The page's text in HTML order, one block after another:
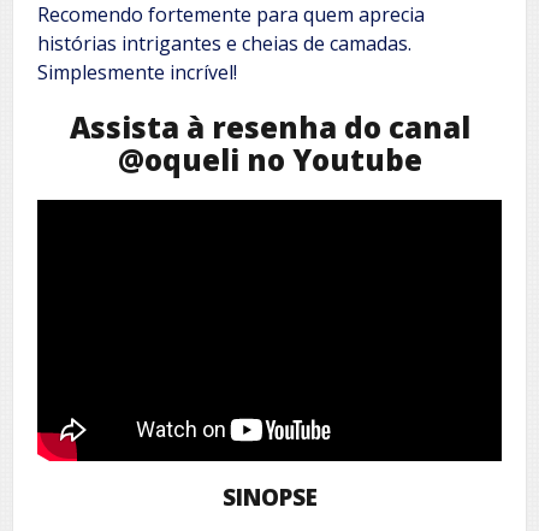
Recomendo fortemente para quem aprecia
histórias intrigantes e cheias de camadas.
Simplesmente incrível!
Assista à resenha do canal
@oqueli no Youtube
SINOPSE